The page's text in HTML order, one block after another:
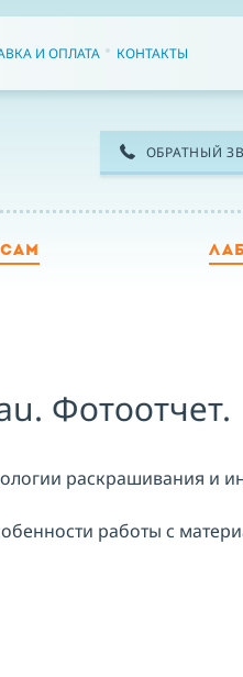
И ОПЛАТА КОНТАКТЫ
ОБРАТНЫЙ
Фотоотчет.
раскрашивания и
работы с